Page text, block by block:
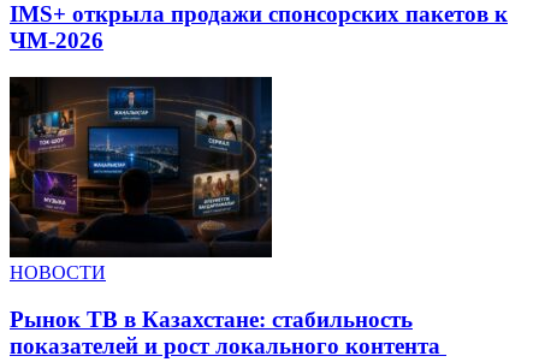
IMS+ открыла продажи спонсорских пакетов к
ЧМ-2026
НОВОСТИ
Рынок ТВ в Казахстане: стабильность
показателей и рост локального контента